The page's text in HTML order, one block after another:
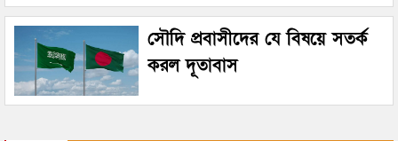
সৌদি প্রবাসীদের যে বিষয়ে সতর্ক
করল দূতাবাস